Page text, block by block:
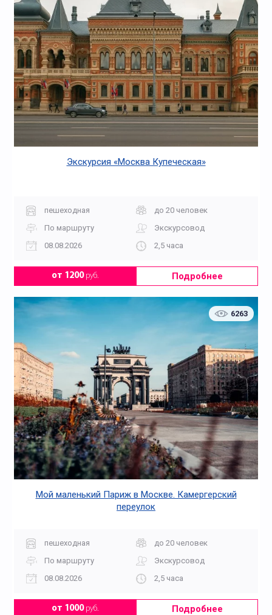
Экскурсия «Москва Купеческая»
пешеходная
до 20 человек
По маршруту
Экскурсовод
08.08.2026
2,5 часа
от 1200руб. Подробнее
6263
Мой маленький Париж в Москве. Камергерский
переулок
пешеходная
до 20 человек
По маршруту
Экскурсовод
08.08.2026
2,5 часа
от 1000руб. Подробнее